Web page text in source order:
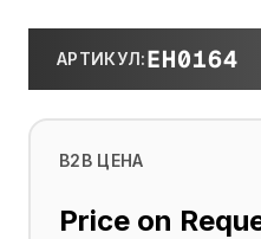
АРТИКУЛ:EH0164
B2B ЦЕНА
Price on